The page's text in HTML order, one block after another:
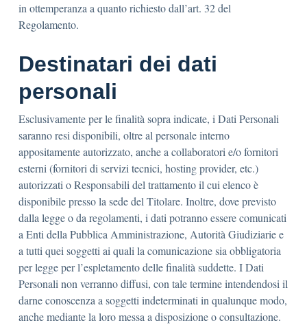
in ottemperanza a quanto richiesto dall’art. 32 del
Regolamento.
Destinatari dei dati
personali
Esclusivamente per le finalità sopra indicate, i Dati Personali
saranno resi disponibili, oltre al personale interno
appositamente autorizzato, anche a collaboratori e/o fornitori
esterni (fornitori di servizi tecnici, hosting provider, etc.)
autorizzati o Responsabili del trattamento il cui elenco è
disponibile presso la sede del Titolare. Inoltre, dove previsto
dalla legge o da regolamenti, i dati potranno essere comunicati
a Enti della Pubblica Amministrazione, Autorità Giudiziarie e
a tutti quei soggetti ai quali la comunicazione sia obbligatoria
per legge per l’espletamento delle finalità suddette. I Dati
Personali non verranno diffusi, con tale termine intendendosi il
darne conoscenza a soggetti indeterminati in qualunque modo,
anche mediante la loro messa a disposizione o consultazione.